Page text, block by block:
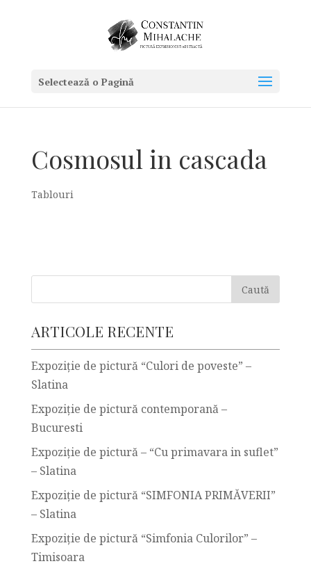
Selectează o Pagină
Cosmosul in cascada
Tablouri
ARTICOLE RECENTE
Expoziție de pictură “Culori de poveste” –
Slatina
Expoziție de pictură contemporană –
Bucuresti
Expoziţie de pictură – “Cu primavara in suflet”
– Slatina
Expoziţie de pictură “SIMFONIA PRIMĂVERII”
– Slatina
Expoziţie de pictură “Simfonia Culorilor” –
Timisoara